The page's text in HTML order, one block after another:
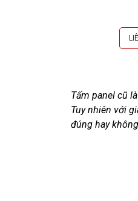
Tấm panel cũ
Tuy nhiên với
đúng hay